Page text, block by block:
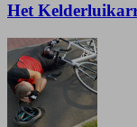
Het